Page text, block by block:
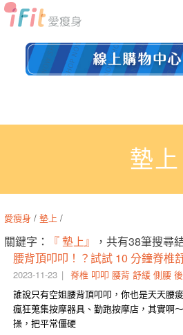
墊上
愛瘦身 / 墊上 /
關鍵字： 『 墊上』
，共有38筆搜尋
腰背頂叩叩！？試試 10 分鐘脊椎
2023-11-23 脊椎 叩叩 腰背 舒緩 側腰
誰說只有空姐腰背頂叩叩，你也是天天
瘋狂蒐集按摩器具、勤跑按摩店，其實啊
操，把平常僵硬